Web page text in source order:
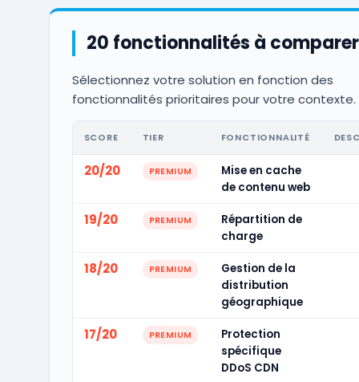
20 fonctionnalités à comparer
Sélectionnez votre solution en fonction des
fonctionnalités prioritaires pour votre contexte.
SCORE TIER FONCTIONNALITÉ
20/20 PREMIUM
Mise en cache
de contenu web
19/20 PREMIUM
Répartition de
charge
18/20 PREMIUM
Gestion de la
distribution
géographique
17/20 PREMIUM
Protection
spécifique
DDoS CDN